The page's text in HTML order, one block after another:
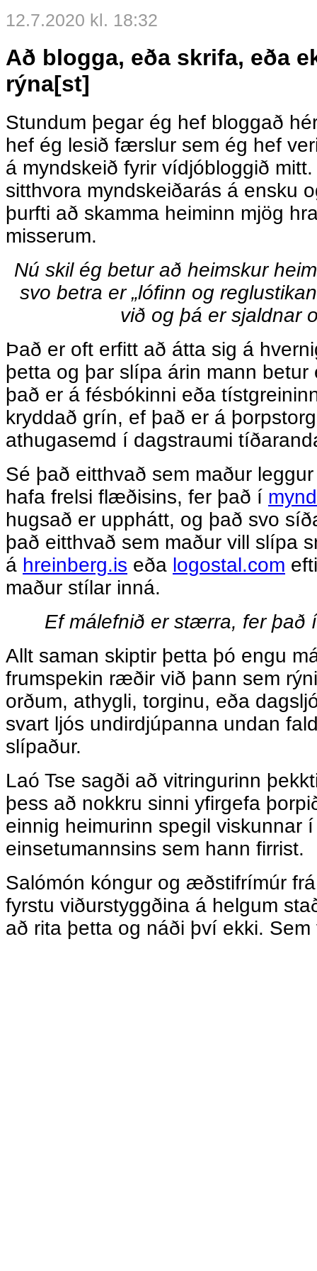
12.7.2020 kl. 18:32
Að blogga, eða skrifa, eða
rýna[st]
Stundum þegar ég hef bloggað
hef ég lesið færslur sem ég hef
á myndskeið fyrir vídjóbloggið
sitthvora myndskeiðarás á ensku
þurfti að skamma heiminn mjög
misserum.
Nú skil ég betur að heimskur
svo betra er „lófinn og
við og þá er sjaldnar
Það er oft erfitt að átta sig á
þetta og þar slípa árin mann betur
það er á fésbókinni eða
kryddað grín, ef það er á
athugasemd í dagstraumi
Sé það eitthvað sem maður
hafa frelsi flæðisins, fer það í
hugsað er upphátt, og það svo
það eitthvað sem maður vill slípa
á hreinberg.is eða logostal.com
maður stílar inná.
Ef málefnið er stærra, fer það
Allt saman skiptir þetta þó engu
frumspekin ræðir við þann sem
orðum, athygli, torginu, eða
svart ljós undirdjúpanna undan
slípaður.
Laó Tse sagði að vitringurinn
þess að nokkru sinni yfirgefa
einnig heimurinn spegil viskunnar
einsetumannsins sem hann firrist.
Salómón kóngur og æðstifrímúr
fyrstu viðurstyggðina á helgum
að rita þetta og náði því ekki. Sem